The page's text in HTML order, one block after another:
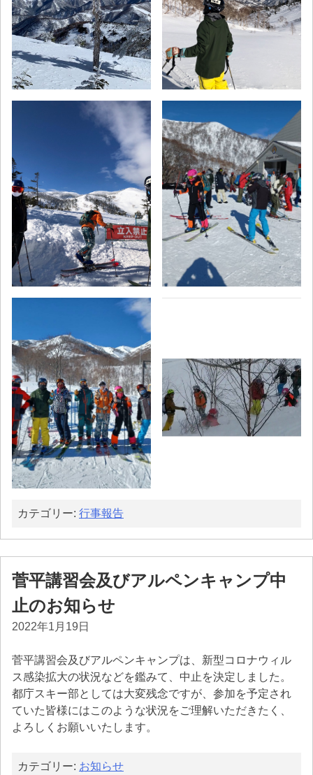
カテゴリー: 行事報告
菅平講習会及びアルペンキャンプ中
止のお知らせ
2022年1月19日
菅平講習会及びアルペンキャンプは、新型コロナウィル
ス感染拡大の状況などを鑑みて、中止を決定しました。
都庁スキー部としては大変残念ですが、参加を予定され
ていた皆様にはこのような状況をご理解いただきたく、
よろしくお願いいたします。
カテゴリー: お知らせ